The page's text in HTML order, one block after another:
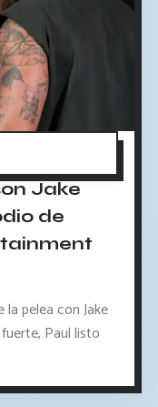
Jake
de
pelea con Jake
Paul listo